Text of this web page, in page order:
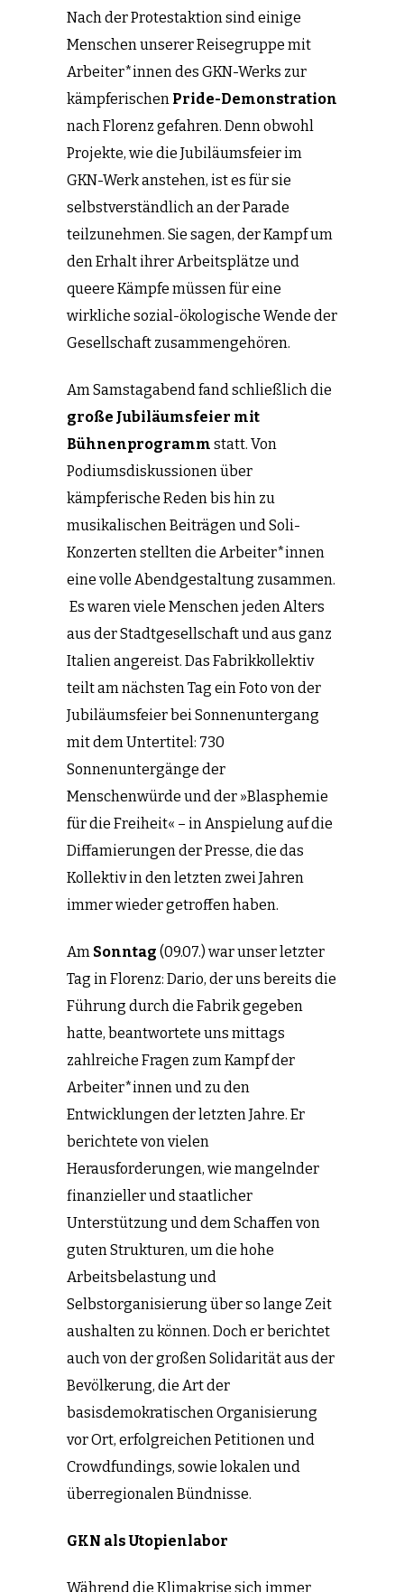
Nach der Protestaktion sind einige
Menschen unserer Reisegruppe mit
Arbeiter*innen des GKN-Werks zur
kämpferischen Pride-Demonstration
nach Florenz gefahren. Denn obwohl
Projekte, wie die Jubiläumsfeier im
GKN-Werk anstehen, ist es für sie
selbstverständlich an der Parade
teilzunehmen. Sie sagen, der Kampf um
den Erhalt ihrer Arbeitsplätze und
queere Kämpfe müssen für eine
wirkliche sozial-ökologische Wende der
Gesellschaft zusammengehören.
Am Samstagabend fand schließlich die
große Jubiläumsfeier mit
Bühnenprogramm statt. Von
Podiumsdiskussionen über
kämpferische Reden bis hin zu
musikalischen Beiträgen und Soli-
Konzerten stellten die Arbeiter*innen
eine volle Abendgestaltung zusammen.
Es waren viele Menschen jeden Alters
aus der Stadtgesellschaft und aus ganz
Italien angereist. Das Fabrikkollektiv
teilt am nächsten Tag ein Foto von der
Jubiläumsfeier bei Sonnenuntergang
mit dem Untertitel: 730
Sonnenuntergänge der
Menschenwürde und der »Blasphemie
für die Freiheit« – in Anspielung auf die
Diffamierungen der Presse, die das
Kollektiv in den letzten zwei Jahren
immer wieder getroffen haben.
Am Sonntag (09.07.) war unser letzter
Tag in Florenz: Dario, der uns bereits die
Führung durch die Fabrik gegeben
hatte, beantwortete uns mittags
zahlreiche Fragen zum Kampf der
Arbeiter*innen und zu den
Entwicklungen der letzten Jahre. Er
berichtete von vielen
Herausforderungen, wie mangelnder
finanzieller und staatlicher
Unterstützung und dem Schaffen von
guten Strukturen, um die hohe
Arbeitsbelastung und
Selbstorganisierung über so lange Zeit
aushalten zu können. Doch er berichtet
auch von der großen Solidarität aus der
Bevölkerung, die Art der
basisdemokratischen Organisierung
vor Ort, erfolgreichen Petitionen und
Crowdfundings, sowie lokalen und
überregionalen Bündnisse.
GKN als Utopienlabor
Während die Klimakrise sich immer